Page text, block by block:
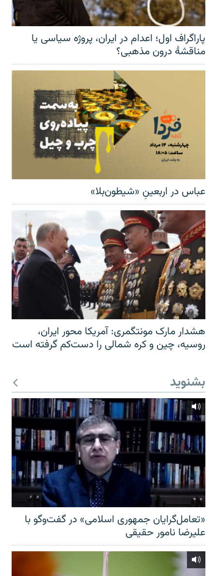
پاراگراف اول؛ اعدام در ایران، پروژه سیاسی یا
مناقشهٔ درون مذهبی؟
عباس در اربعینِ «شیطون‌بلا»
هشدار مارک مونتگمری: آمریکا محور ایران،
روسیه، چین و کره شمالی را دست‌کم گرفته است
بشنوید
«تعامل‌گرایان جمهوری اسلامی» در گفت‌وگو با
علیرضا نامور حقیقی